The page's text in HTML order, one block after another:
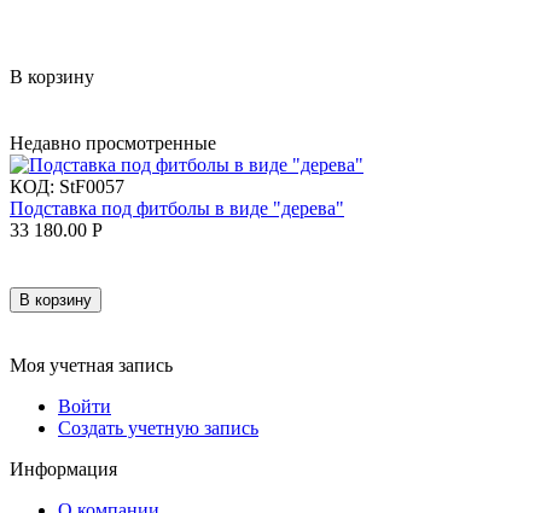
В корзину
Недавно просмотренные
КОД: StF0057
Подставка под фитболы в виде "дерева"
33 180.00 Р
В корзину
Моя учетная запись
Войти
Создать учетную запись
Информация